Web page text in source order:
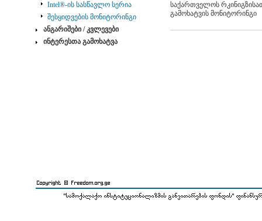
Intel®-ის სასწავლო სერია
შესყიდვების მონიტორინგი
ანგარიშები / კვლევები
ინტერესთა გამოხატვა
საქართველოს
გამოხატვის მონიტორინგი